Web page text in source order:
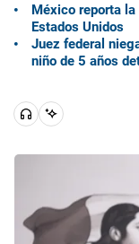
México reporta
Estados Unidos
Juez federal
niño de 5 años